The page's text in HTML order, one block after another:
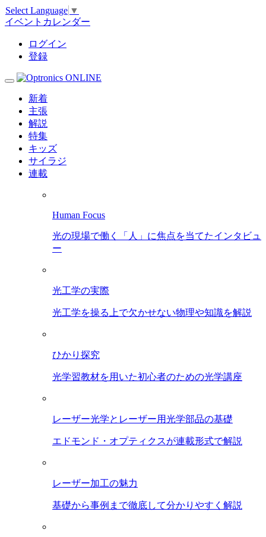
Select Language ▼
イベントカレンダー
ログイン
登録
新着
主張
解説
特集
キッズ
サイラジ
連載
Human Focus
光の現場で働く「人」に焦点を当てたインタビュ
ー
光工学の実際
光工学を操る上で欠かせない物理や知識を解説
ひかり探究
光学習教材を用いた初心者のための光学講座
レーザー光学とレーザー用光学部品の基礎
エドモンド・オプティクスが連載形式で解説
レーザー加工の魅力
基礎から事例まで徹底して分かりやすく解説